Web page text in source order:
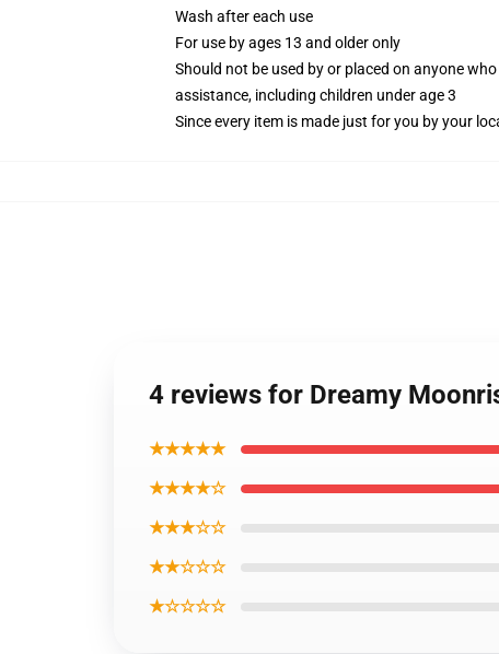
Wash after each use
For use by ages 13 and older only
Should not be used by or placed on anyone
assistance, including children under age 3
Since every item is made just for you by your
4 reviews for Dreamy
★★★★★
★★★★☆
★★★☆☆
★★☆☆☆
★☆☆☆☆